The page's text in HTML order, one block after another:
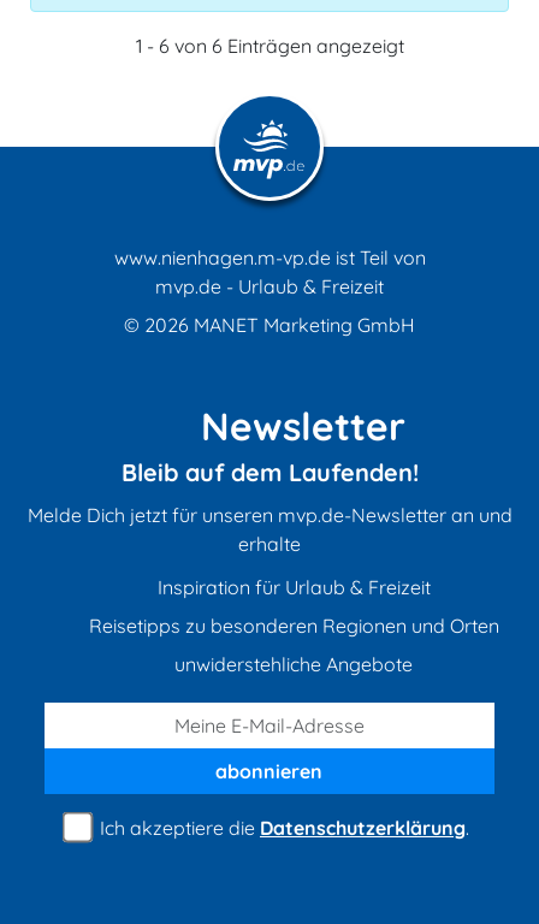
1 - 6 von 6 Einträgen angezeigt
www.nienhagen.m-vp.de ist Teil von
mvp.de - Urlaub & Freizeit
© 2026 MANET Marketing GmbH
Newsletter
Bleib auf dem Laufenden!
Melde Dich jetzt für unseren mvp.de-Newsletter an und
erhalte
Inspiration für Urlaub & Freizeit
Reisetipps zu besonderen Regionen und Orten
unwiderstehliche Angebote
abonnieren
Ich akzeptiere die Datenschutzerklärung.